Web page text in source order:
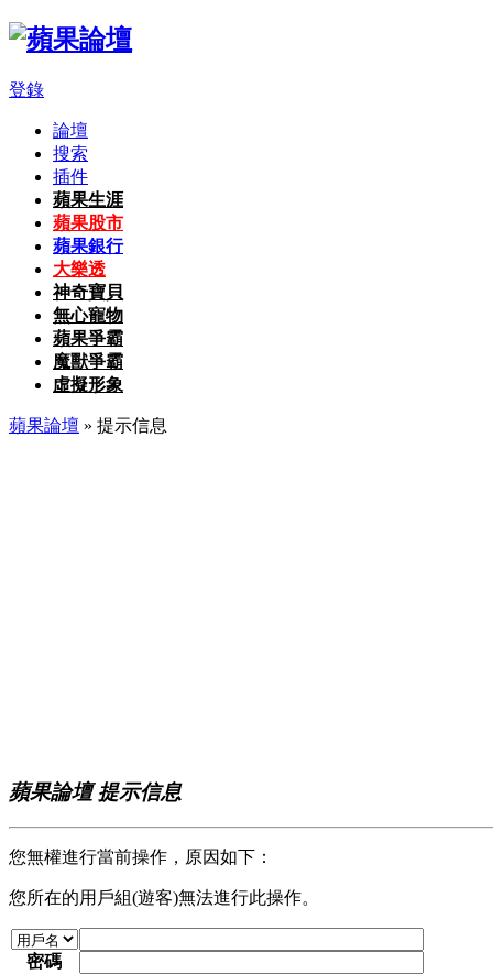
登錄
論壇
搜索
插件
蘋果生涯
蘋果股市
蘋果銀行
大樂透
神奇寶貝
無心寵物
蘋果爭霸
魔獸爭霸
虛擬形象
蘋果論壇 » 提示信息
蘋果論壇 提示信息
您無權進行當前操作，原因如下：
您所在的用戶組(遊客)無法進行此操作。
密碼